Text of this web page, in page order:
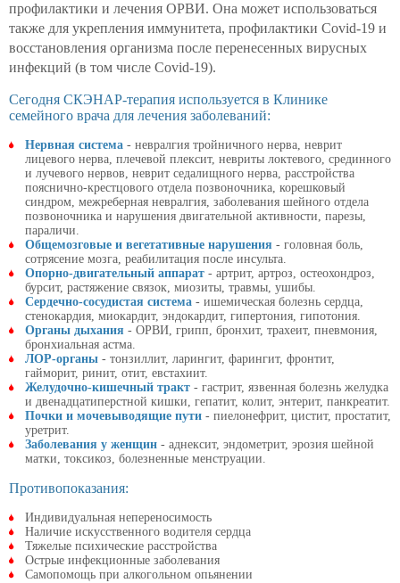
профилактики и лечения ОРВИ. Она может использоваться
также для укрепления иммунитета, профилактики Covid-19 и
восстановления организма после перенесенных вирусных
инфекций (в том числе Covid-19).
Сегодня СКЭНАР-терапия используется в Клинике
семейного врача для лечения заболеваний:
Нервная система - невралгия тройничного нерва, неврит
лицевого нерва, плечевой плексит, невриты локтевого, срединного
и лучевого нервов, неврит седалищного нерва, расстройства
пояснично-крестцового отдела позвоночника, корешковый
синдром, межреберная невралгия, заболевания шейного отдела
позвоночника и нарушения двигательной активности, парезы,
параличи.
Общемозговые и вегетативные нарушения - головная боль,
сотрясение мозга, реабилитация после инсульта.
Опорно-двигательный аппарат - артрит, артроз, остеохондроз,
бурсит, растяжение связок, миозиты, травмы, ушибы.
Сердечно-сосудистая система - ишемическая болезнь сердца,
стенокардия, миокардит, эндокардит, гипертония, гипотония.
Органы дыхания - ОРВИ, грипп, бронхит, трахеит, пневмония,
бронхиальная астма.
ЛОР-органы - тонзиллит, ларингит, фарингит, фронтит,
гайморит, ринит, отит, евстахиит.
Желудочно-кишечный тракт - гастрит, язвенная болезнь желудка
и двенадцатиперстной кишки, гепатит, колит, энтерит, панкреатит.
Почки и мочевыводящие пути - пиелонефрит, цистит, простатит,
уретрит.
Заболевания у женщин - аднексит, эндометрит, эрозия шейной
матки, токсикоз, болезненные менструации.
Противопоказания:
Индивидуальная непереносимость
Наличие искусственного водителя сердца
Тяжелые психические расстройства
Острые инфекционные заболевания
Самопомощь при алкогольном опьянении